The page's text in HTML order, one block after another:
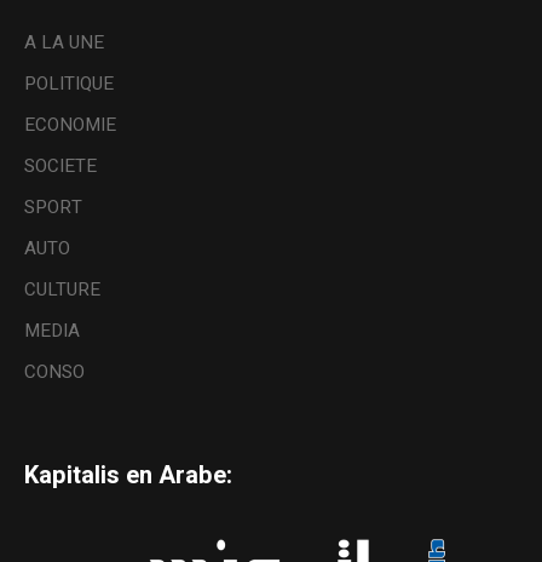
A LA UNE
POLITIQUE
ECONOMIE
SOCIETE
SPORT
AUTO
CULTURE
MEDIA
CONSO
Kapitalis en Arabe: